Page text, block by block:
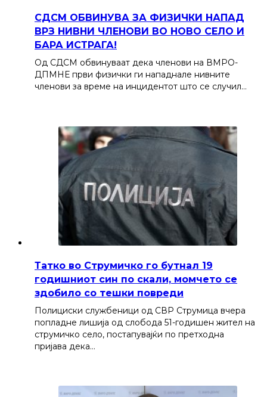
СДСМ ОБВИНУВА ЗА ФИЗИЧКИ НАПАД
ВРЗ НИВНИ ЧЛЕНОВИ ВО НОВО СЕЛО И
БАРА ИСТРАГА!
Од СДСМ обвинуваат дека членови на ВМРО-
ДПМНЕ први физички ги нападнале нивните
членови за време на инцидентот што се случил…
Татко во Струмичко го бутнал 19
годишниот син по скали, момчето се
здобило со тешки повреди
Полициски службеници од СВР Струмица вчера
попладне лишија од слобода 51-годишен жител на
струмичко село, постапувајќи по претходна
пријава дека…